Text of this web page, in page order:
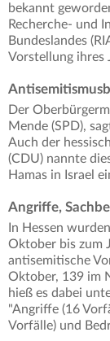
bekannt
Recherche- und
Bundeslandes
Vorstellung ihres
Der
Mende (SPD),
Auch der
(CDU) nannte
Hamas in Israel
Angriffe,
In Hessen
Oktober bis zum
antisemitische
Oktober, 139 im
hieß es dabei
"Angriffe (16
Vorfälle) und